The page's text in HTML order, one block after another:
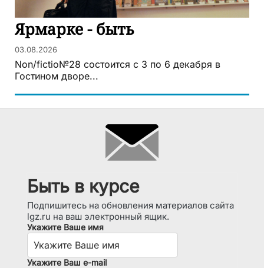
Ярмарке - быть
03.08.2026
Non/fictio№28 состоится с 3 по 6 декабря в
Гостином дворе...
Быть в курсе
Подпишитесь на обновления материалов сайта
lgz.ru на ваш электронный ящик.
Укажите Ваше имя
Укажите Ваш e-mail